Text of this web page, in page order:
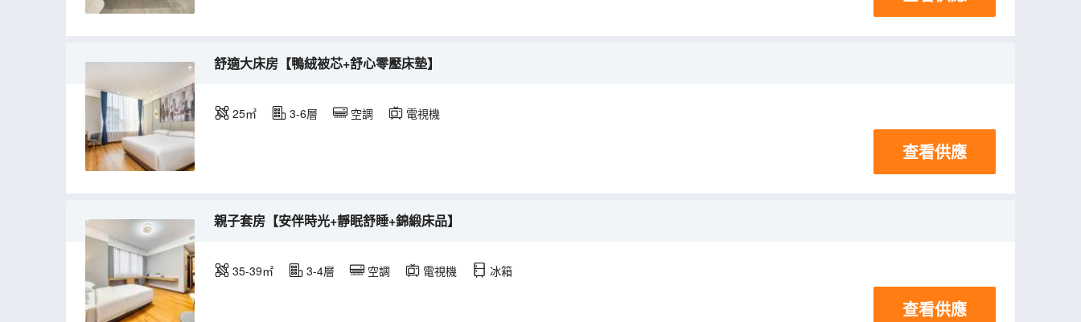
舒適大床房【鴨絨被芯+舒心零壓床墊】
25㎡ 3-6層 空調 電視機
查看供應
親子套房【安伴時光+靜眠舒睡+錦緞床品】
35-39㎡ 3-4層 空調 電視機 冰箱
查看供應